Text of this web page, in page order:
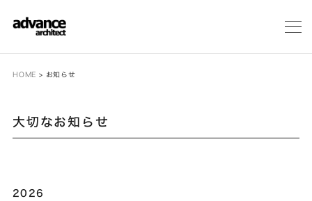
メ
HOME > お知らせ
大切なお知らせ
2026